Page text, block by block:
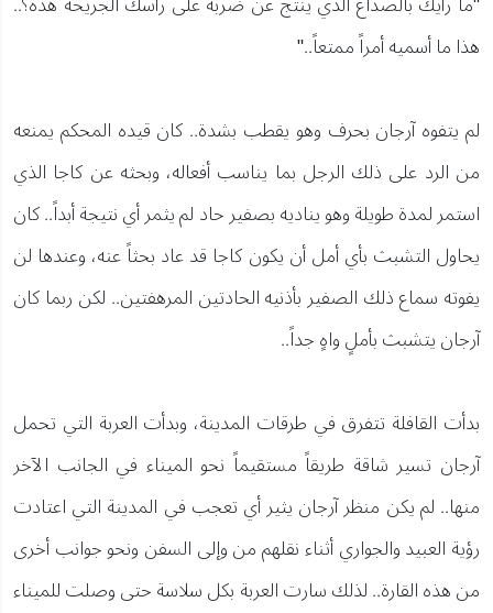
هذا ما أسميه أمراً ممتعاً.."
لم يتفوه آرجان بحرف وهو يقطب بشدة.. كان قيده المحكم يمنعه
من الرد على ذلك الرجل بما يناسب أفعاله، وبحثه عن كاجا الذي
استمر لمدة طويلة وهو يناديه بصفير حاد لم يثمر أي نتيجة أبداً.. كان
يحاول التشبث بأي أمل أن يكون كاجا قد عاد بحثاً عنه، وعندها لن
يفوته سماع ذلك الصفير بأذنيه الحادتين المرهفتين.. لكن ربما كان
آرجان يتشبث بأملٍ واهٍ جداً..
بدأت القافلة تتفرق في طرقات المدينة، وبدأت العربة التي تحمل
آرجان تسير شاقة طريقاً مستقيماً نحو الميناء في الجانب الآخر
منها.. لم يكن منظر آرجان يثير أي تعجب في المدينة التي اعتادت
رؤية العبيد والجواري أثناء نقلهم من وإلى السفن ونحو جوانب أخرى
من هذه القارة.. لذلك سارت العربة بكل سلاسة حتى وصلت للميناء